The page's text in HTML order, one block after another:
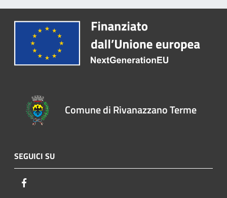
Comune di Rivanazzano Terme
SEGUICI SU